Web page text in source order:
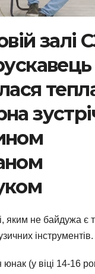
залі
яким не байдужа є
інструментів.
(у віці 14-16